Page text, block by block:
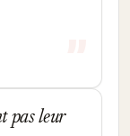
pas leur